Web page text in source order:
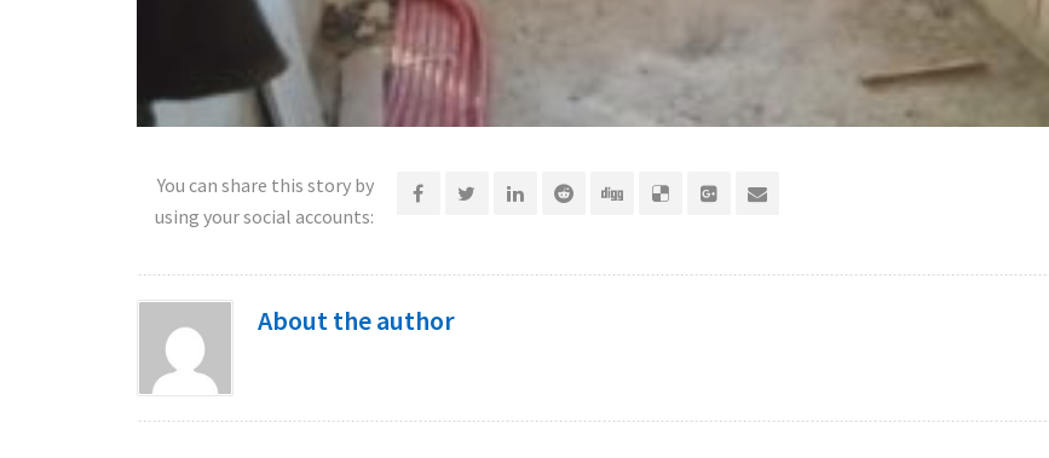
You can share this story by
using your social accounts:
About the author